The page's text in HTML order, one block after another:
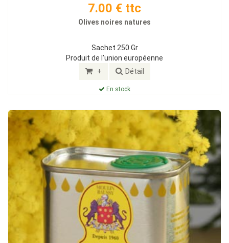
7.00 € ttc
Olives noires natures
Sachet 250 Gr
Produit de l’union européenne
+ Détail
En stock